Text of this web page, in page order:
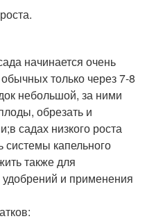
начинается очень
только через 7-8
небольшой, за ними
обрезать и
садах низкого роста
системы капельного
также для
и применения